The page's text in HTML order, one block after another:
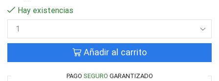
Hay existencias
Añadir al carrito
PAGO SEGURO GARANTIZADO